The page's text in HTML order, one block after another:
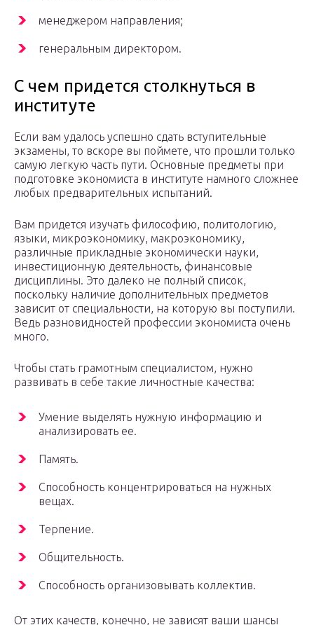
менеджером направления;
генеральным директором.
С чем придется столкнуться в
институте
Если вам удалось успешно сдать вступительные
экзамены, то вскоре вы поймете, что прошли только
самую легкую часть пути. Основные предметы при
подготовке экономиста в институте намного сложнее
любых предварительных испытаний.
Вам придется изучать философию, политологию,
языки, микроэкономику, макроэкономику,
различные прикладные экономически науки,
инвестиционную деятельность, финансовые
дисциплины. Это далеко не полный список,
поскольку наличие дополнительных предметов
зависит от специальности, на которую вы поступили.
Ведь разновидностей профессии экономиста очень
много.
Чтобы стать грамотным специалистом, нужно
развивать в себе такие личностные качества:
Умение выделять нужную информацию и
анализировать ее.
Память.
Способность концентрироваться на нужных
вещах.
Терпение.
Общительность.
Способность организовывать коллектив.
От этих качеств, конечно, не зависят ваши шансы